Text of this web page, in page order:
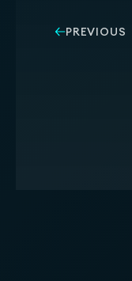
PREVIOUS